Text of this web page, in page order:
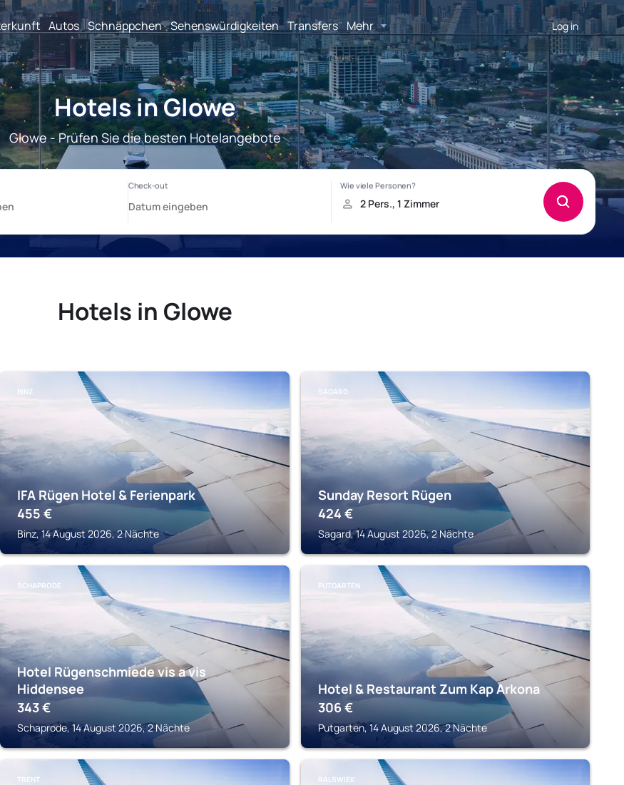
Autos Schnäppchen Sehenswürdigkeiten Transfers Mehr Log in
Hotels in Glowe
Glowe - Prüfen Sie die besten Hotelangebote
Hotels in Glowe
BINZ
IFA Rügen Hotel & Ferienpark
455 €
Binz, 14 August 2026, 2 Nächte
SAGARD
Sunday Resort Rügen
424 €
Sagard, 14 August 2026, 2 Nächte
SCHAPRODE
Hotel Rügenschmiede vis a vis
Hiddensee
343€
Schaprode, 14 August 2026, 2 Nächte
PUTGARTEN
Hotel & Restaurant Zum Kap Arkona
306€
Putgarten, 14 August 2026, 2 Nächte
TRENT RALSWIEK